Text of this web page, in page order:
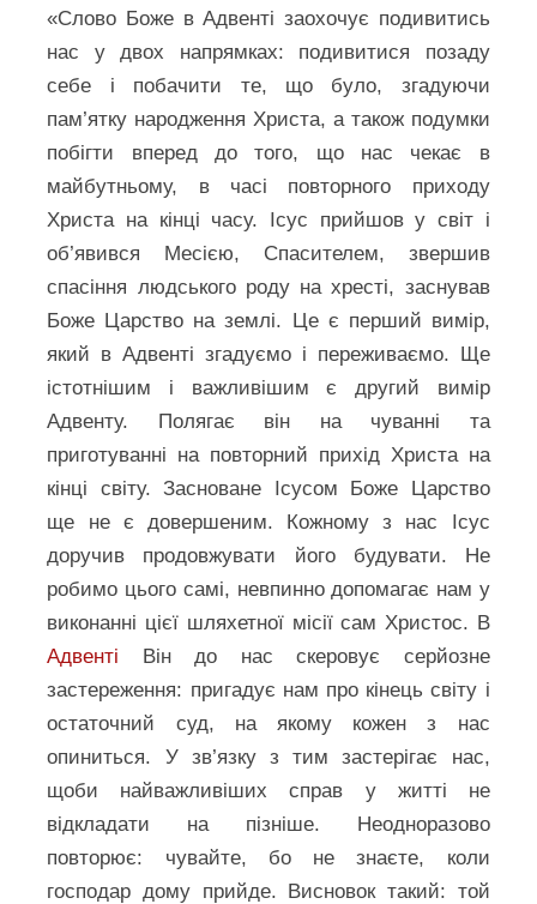
«Слово Боже в Адвенті заохочує подивитись
нас у двох напрямках: подивитися позаду
себе і побачити те, що було, згадуючи
пам’ятку народження Христа, а також подумки
побігти вперед до того, що нас чекає в
майбутньому, в часі повторного приходу
Христа на кінці часу. Ісус прийшов у світ і
об’явився Месією, Спасителем, звершив
спасіння людського роду на хресті, заснував
Боже Царство на землі. Це є перший вимір,
який в Адвенті згадуємо і переживаємо. Ще
істотнішим і важливішим є другий вимір
Адвенту. Полягає він на чуванні та
приготуванні на повторний прихід Христа на
кінці світу. Засноване Ісусом Боже Царство
ще не є довершеним. Кожному з нас Ісус
доручив продовжувати його будувати. Не
робимо цього самі, невпинно допомагає нам у
виконанні цієї шляхетної місії сам Христос. В
Адвенті Він до нас скеровує серйозне
застереження: пригадує нам про кінець світу і
остаточний суд, на якому кожен з нас
опиниться. У зв’язку з тим застерігає нас,
щоби найважливіших справ у житті не
відкладати на пізніше. Неодноразово
повторює: чувайте, бо не знаєте, коли
господар дому прийде. Висновок такий: той